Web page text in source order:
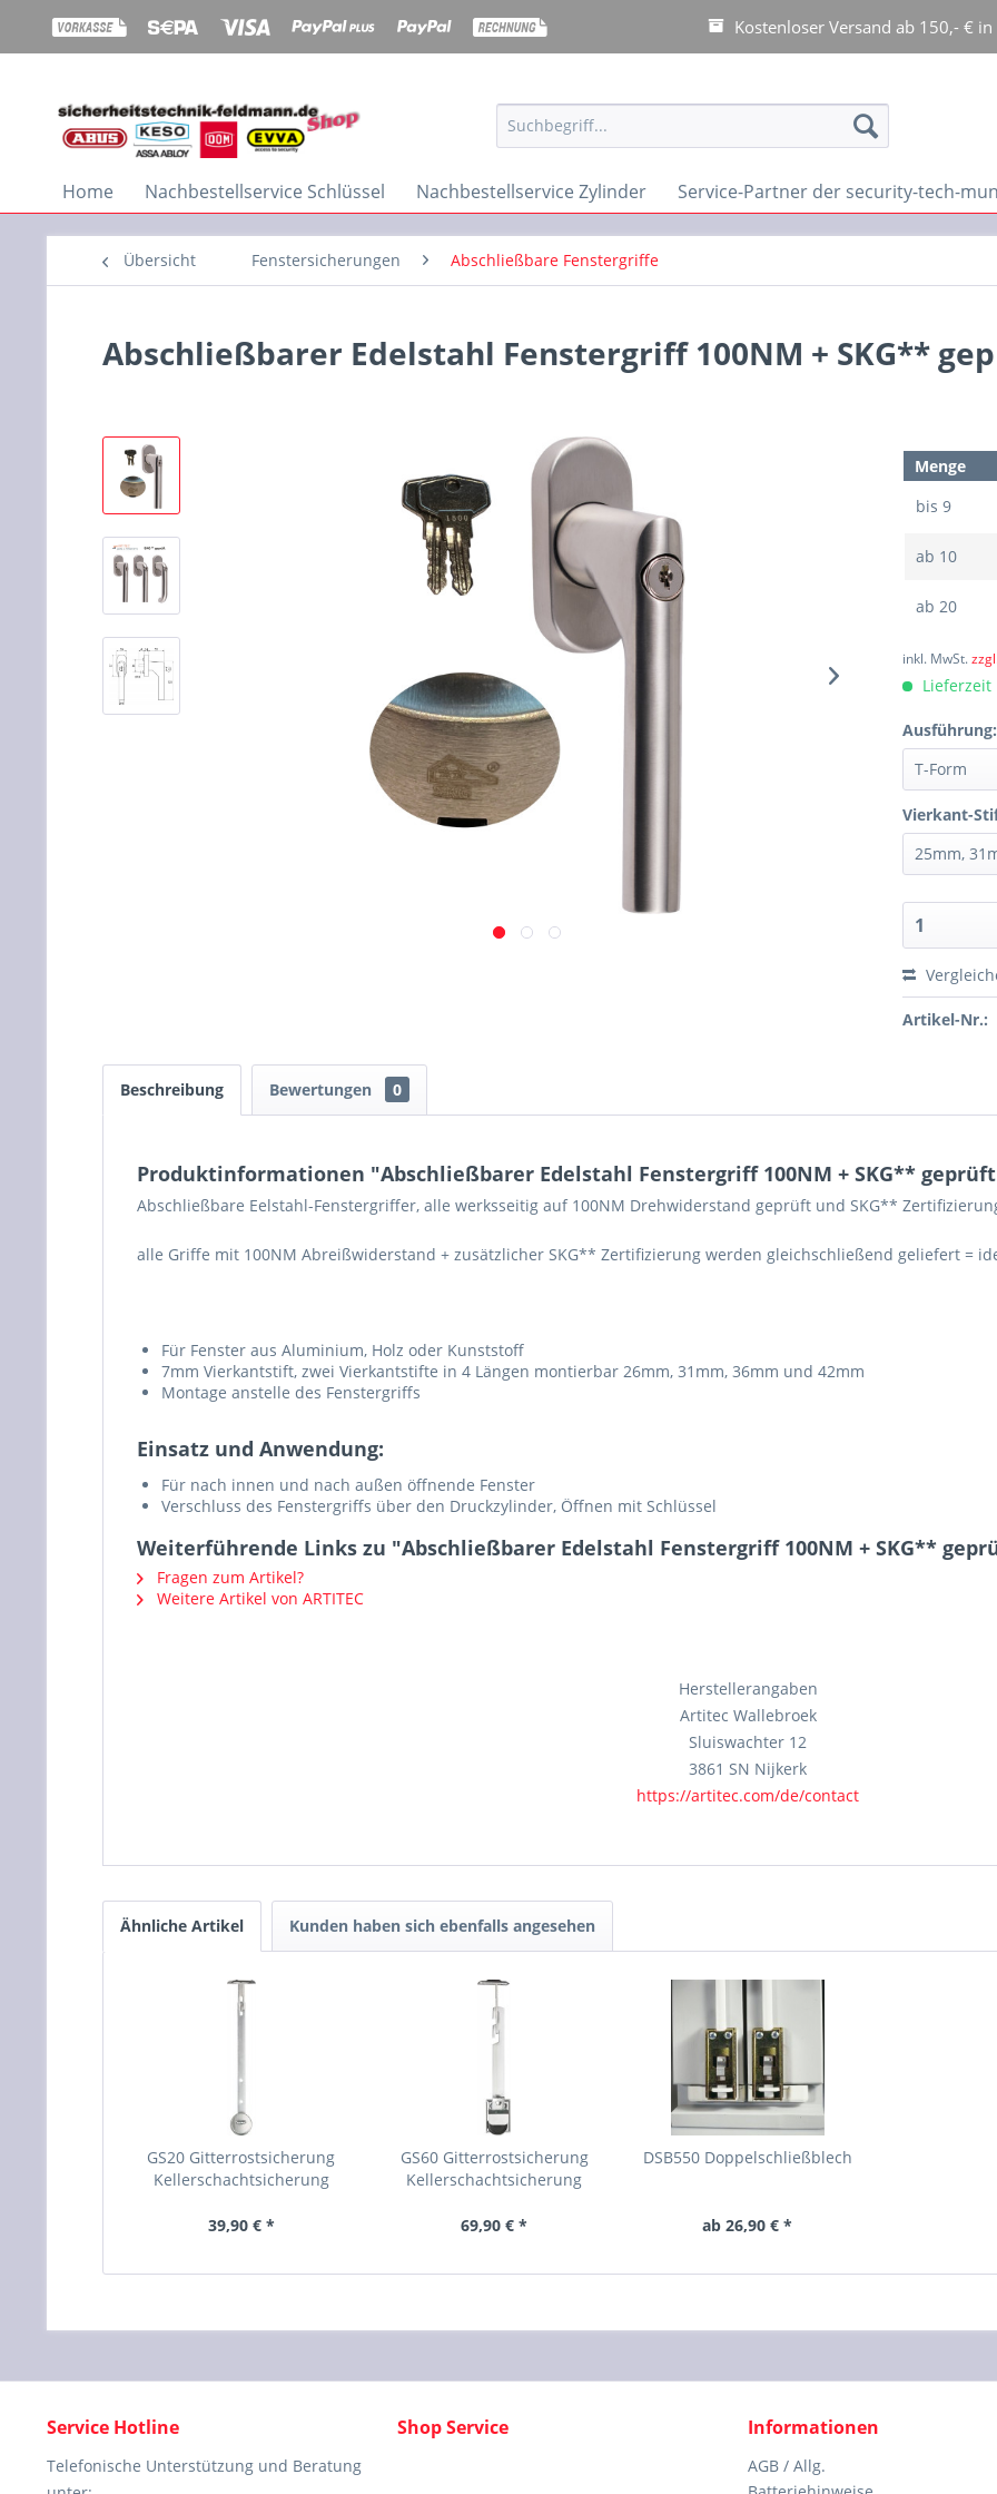
Kostenloser Versand ab 150,- € in
Home Nachbestellservice Schlüssel Nachbestellservice Zylinder Service-Partner der security-tech-
Übersicht Fenstersicherungen Abschließbare Fenstergriffe
Abschließbarer Edelstahl Fenstergriff 100NM + SKG**
Menge
bis9
ab 10
ab 20
inkl. MwSt.
Lieferzeit
Ausführung:
Vierkant-
Artikel-Nr.:
Beschreibung Bewertungen 0
Produktinformationen "Abschließbarer Edelstahl Fenstergriff 100NM + SKG**
Abschließbare Eelstahl-Fenstergriffer, alle werksseitig auf 100NM Drehwiderstand geprüft und SKG**
alle Griffe mit 100NM Abreißwiderstand + zusätzlicher SKG** Zertifizierung werden gleichschließend geliefert =
Für Fenster aus Aluminium, Holz oder Kunststoff
7mm Vierkantstift, zwei Vierkantstifte in 4 Längen montierbar 26mm, 31mm, 36mm und 42mm
Montage anstelle des Fenstergriffs
Einsatz und Anwendung:
Für nach innen und nach außen öffnende Fenster
Verschluss des Fenstergriffs über den Druckzylinder, Öffnen mit Schlüssel
Weiterführende Links zu "Abschließbarer Edelstahl Fenstergriff 100NM + SKG**
Fragen zum Artikel?
Weitere Artikel von ARTITEC
Herstellerangaben
Artitec Wallebroek
Sluiswachter 12
3861 SN Nijkerk
https://artitec.com/de/contact
Ähnliche Artikel Kunden haben sich ebenfalls angesehen
GS20 Gitterrostsicherung
Kellerschachtsicherung
39,90 € *
GS60 Gitterrostsicherung
Kellerschachtsicherung
69,90 € *
DSB550 Doppelschließblech
ab 26,90 € *
Service Hotline
Telefonische Unterstützung und Beratung
Shop Service Informationen
AGB / Allg.